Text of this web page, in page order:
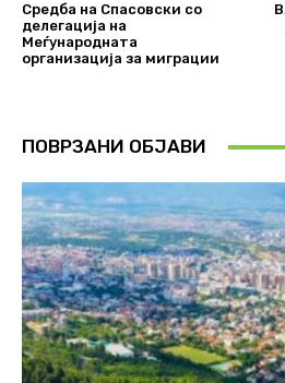
Средба на Спасовски со
делегација на
Меѓународната
организација за миграции
ПОВРЗАНИ ОБЈАВИ